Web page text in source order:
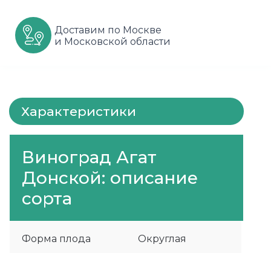
Шрабы
Штамбовые
Доставим по Москве
и Московской области
Характеристики
Виноград Агат
Донской: описание
сорта
Форма плода Округлая